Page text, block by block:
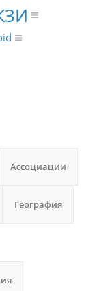
Ассоциации
География